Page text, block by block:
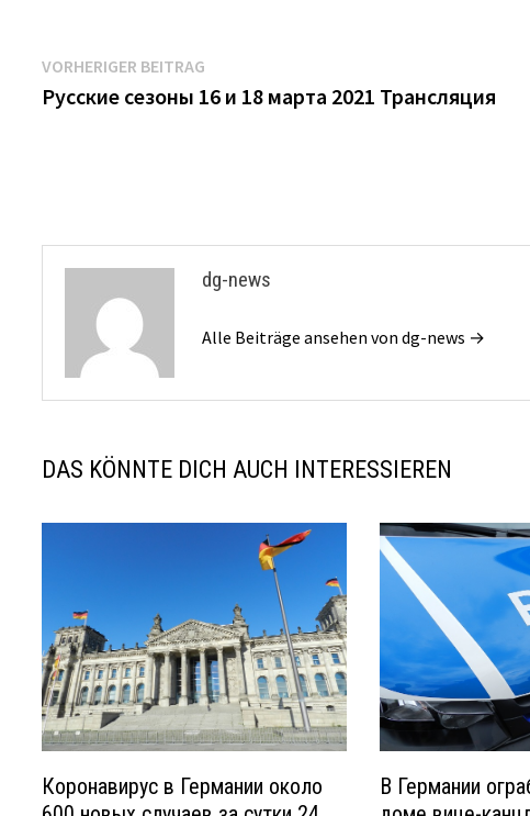
Beitrags-
Navigation
VORHERIGER BEITRAG
Beitrag:
Русские сезоны 16 и 18 марта 2021 Трансляция
dg-news
Alle Beiträge ansehen von dg-news →
DAS KÖNNTE DICH AUCH INTERESSIEREN
Коронавирус в Германии около
В Германии